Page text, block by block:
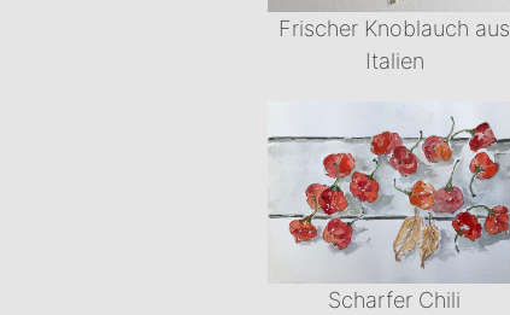
Frischer Knoblauch aus
Italien
Scharfer Chili